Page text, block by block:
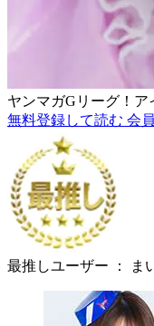
ヤンマガGリーグ！
無料登録して読む 会
最推しユーザー ： ま